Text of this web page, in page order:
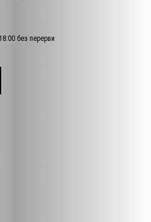
без перерви